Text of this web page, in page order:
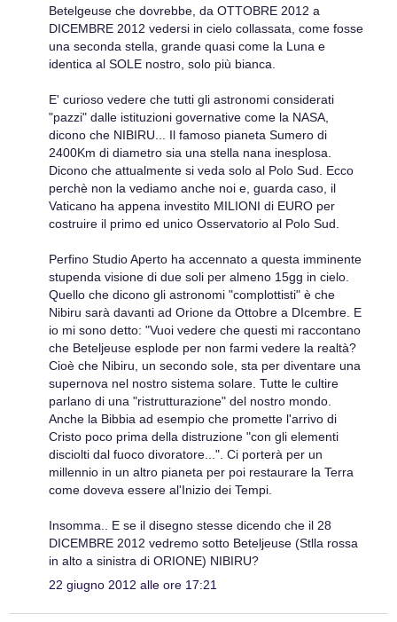
Betelgeuse che dovrebbe, da OTTOBRE 2012 a
DICEMBRE 2012 vedersi in cielo collassata, come fosse
una seconda stella, grande quasi come la Luna e
identica al SOLE nostro, solo più bianca.
E' curioso vedere che tutti gli astronomi considerati
"pazzi" dalle istituzioni governative come la NASA,
dicono che NIBIRU... Il famoso pianeta Sumero di
2400Km di diametro sia una stella nana inesplosa.
Dicono che attualmente si veda solo al Polo Sud. Ecco
perchè non la vediamo anche noi e, guarda caso, il
Vaticano ha appena investito MILIONI di EURO per
costruire il primo ed unico Osservatorio al Polo Sud.
Perfino Studio Aperto ha accennato a questa imminente
stupenda visione di due soli per almeno 15gg in cielo.
Quello che dicono gli astronomi "complottisti" è che
Nibiru sarà davanti ad Orione da Ottobre a DIcembre. E
io mi sono detto: "Vuoi vedere che questi mi raccontano
che Beteljeuse esplode per non farmi vedere la realtà?
Cioè che Nibiru, un secondo sole, sta per diventare una
supernova nel nostro sistema solare. Tutte le cultire
parlano di una "ristrutturazione" del nostro mondo.
Anche la Bibbia ad esempio che promette l'arrivo di
Cristo poco prima della distruzione "con gli elementi
disciolti dal fuoco divoratore...". Ci porterà per un
millennio in un altro pianeta per poi restaurare la Terra
come doveva essere al'Inizio dei Tempi.
Insomma.. E se il disegno stesse dicendo che il 28
DICEMBRE 2012 vedremo sotto Beteljeuse (Stlla rossa
in alto a sinistra di ORIONE) NIBIRU?
22 giugno 2012 alle ore 17:21